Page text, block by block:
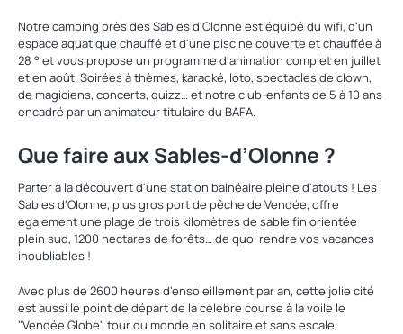
Notre camping près des Sables d'Olonne est équipé du wifi, d'un
espace aquatique chauffé et d'une piscine couverte et chauffée à
28 ° et vous propose un programme d'animation complet en juillet
et en août. Soirées à thèmes, karaoké, loto, spectacles de clown,
de magiciens, concerts, quizz… et notre club-enfants de 5 à 10 ans
encadré par un animateur titulaire du BAFA.
Que faire aux Sables-d’Olonne ?
Parter à la découvert d'une station balnéaire pleine d'atouts ! Les
Sables d'Olonne, plus gros port de pêche de Vendée, offre
également une plage de trois kilomètres de sable fin orientée
plein sud, 1200 hectares de forêts… de quoi rendre vos vacances
inoubliables !
Avec plus de 2600 heures d'ensoleillement par an, cette jolie cité
est aussi le point de départ de la célèbre course à la voile le
"Vendée Globe", tour du monde en solitaire et sans escale.